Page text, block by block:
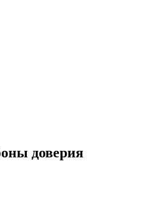
доверия